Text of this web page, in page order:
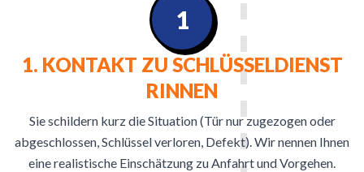
1. KONTAKT ZU SCHLÜSSELDIENST
RINNEN
Sie schildern kurz die Situation (Tür nur zugezogen oder
abgeschlossen, Schlüssel verloren, Defekt). Wir nennen Ihnen
eine realistische Einschätzung zu Anfahrt und Vorgehen.
1